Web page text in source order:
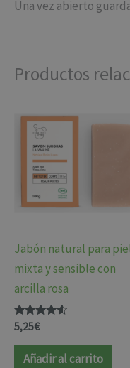
Una vez abierto
Productos
Jabón natural para
mixta y sensible con
arcilla rosa
Valorado
con
4.38
de 5
5,25€
Añadir al carrito